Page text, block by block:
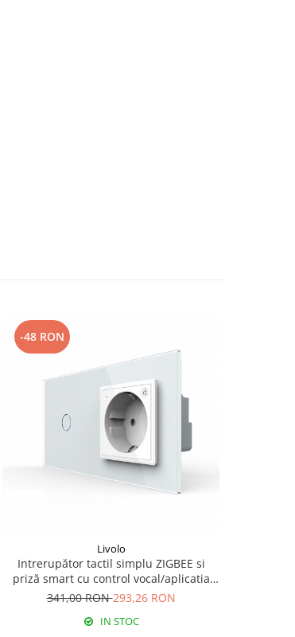
-48 RON
Livolo
Intrerupător tactil simplu ZIGBEE si
priză smart cu control vocal/aplicatia
mobila Livolo
341,00 RON293,26 RON
IN STOC